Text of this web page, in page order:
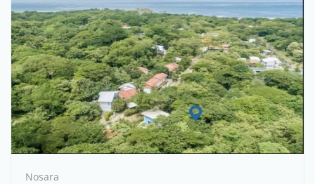
Nosara